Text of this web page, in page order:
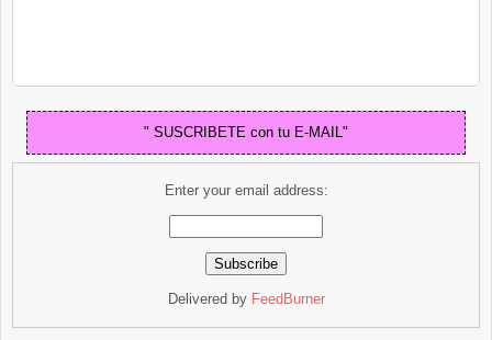
" SUSCRIBETE con tu E-MAIL"
Enter your email address:
Delivered by FeedBurner